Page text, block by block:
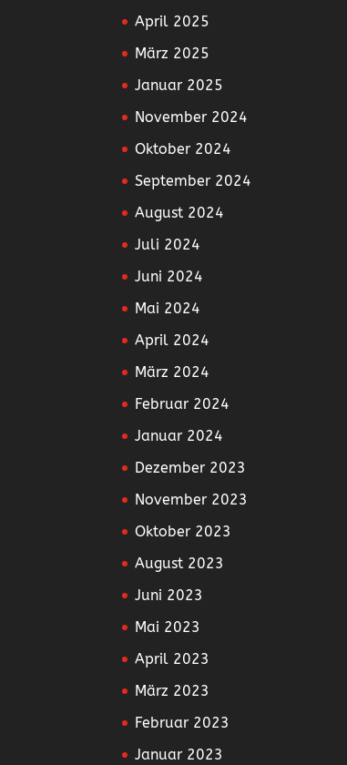
April 2025
März 2025
Januar 2025
November 2024
Oktober 2024
September 2024
August 2024
Juli 2024
Juni 2024
Mai 2024
April 2024
März 2024
Februar 2024
Januar 2024
Dezember 2023
November 2023
Oktober 2023
August 2023
Juni 2023
Mai 2023
April 2023
März 2023
Februar 2023
Januar 2023